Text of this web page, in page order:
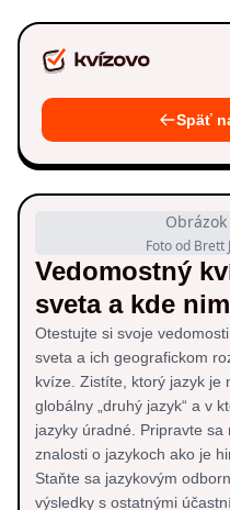
Späť
Foto od Brett
Vedomostný
sveta a kde
Otestujte si svoje
sveta a ich geografickom
kvíze. Zistíte, ktorý jazyk je
globálny „druhý jazyk“ a v
jazyky úradné. Pripravte
znalosti o jazykoch ako je
Staňte sa jazykovým
výsledky s ostatnými